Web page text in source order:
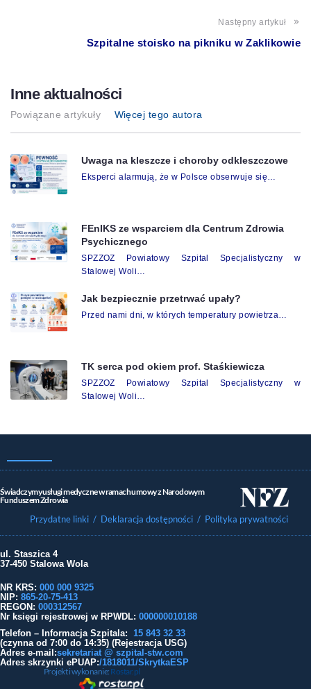
Następny artykuł
Szpitalne stoisko na pikniku w Zaklikowie
Inne aktualności
Powiązane artykuły Więcej tego autora
Uwaga na kleszcze i choroby odkleszczowe
Eksperci alarmują, że w Polsce obserwuje się…
FEnIKS ze wsparciem dla Centrum Zdrowia
Psychicznego
SPZZOZ Powiatowy Szpital Specjalistyczny w
Stalowej Woli…
Jak bezpiecznie przetrwać upały?
Przed nami dni, w których temperatury powietrza…
TK serca pod okiem prof. Staśkiewicza
SPZZOZ Powiatowy Szpital Specjalistyczny w
Stalowej Woli…
Świadczymy usługi medyczne w ramach umowy z Narodowym
Funduszem Zdrowia
Przydatne linki / Deklaracja dostępności / Polityka prywatności
ul. Staszica 4
37-450 Stalowa Wola
NR KRS: 000 000 9325
NIP: 865-20-75-413
REGON: 000312567
Nr księgi rejestrowej w RPWDL: 000000010188
Telefon – Informacja Szpitala: 15 843 32 33
(czynna od 7:00 do 14:35) (Rejestracja USG)
Adres e-mail:sekretariat @ szpital-stw.com
Adres skrzynki ePUAP:/1818011/SkrytkaESP
Projekt i wykonanie: Rostar.pl